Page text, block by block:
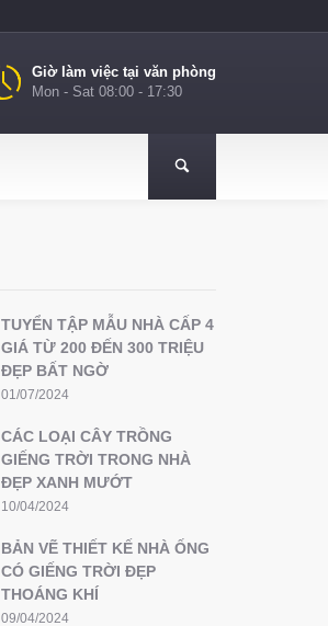
Giờ làm việc tại văn phòng
Mon - Sat 08:00 - 17:30
TUYỂN TẬP MẪU NHÀ CẤP 4
GIÁ TỪ 200 ĐẾN 300 TRIỆU
ĐẸP BẤT NGỜ
01/07/2024
CÁC LOẠI CÂY TRỒNG
GIẾNG TRỜI TRONG NHÀ
ĐẸP XANH MƯỚT
10/04/2024
BẢN VẼ THIẾT KẾ NHÀ ỐNG
CÓ GIẾNG TRỜI ĐẸP
THOÁNG KHÍ
09/04/2024